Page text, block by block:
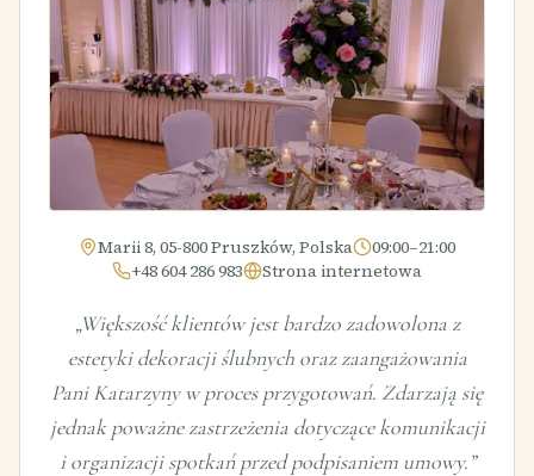
Marii 8, 05-800 Pruszków, Polska
09:00–21:00
+48 604 286 983
Strona internetowa
„Większość klientów jest bardzo zadowolona z
estetyki dekoracji ślubnych oraz zaangażowania
Pani Katarzyny w proces przygotowań. Zdarzają się
jednak poważne zastrzeżenia dotyczące komunikacji
i organizacji spotkań przed podpisaniem umowy.”